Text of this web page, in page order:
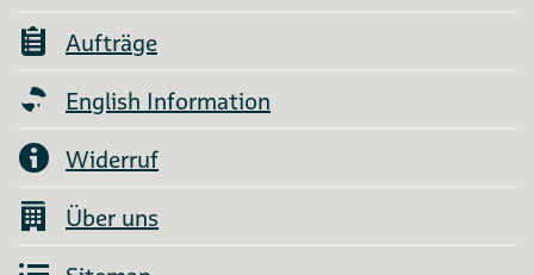
Aufträge
English Information
Widerruf
Über uns